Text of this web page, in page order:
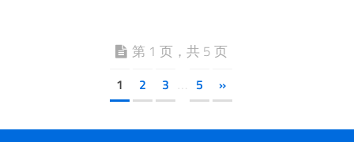
第 1 页，共 5 页
1 2 3 … 5 »